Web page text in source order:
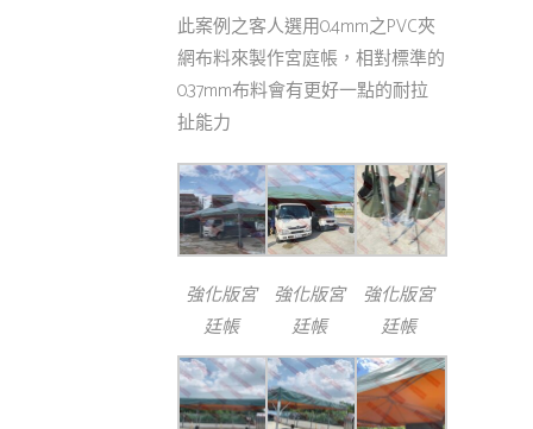
此案例之客人選用0.4mm之PVC夾
網布料來製作宮庭帳，相對標準的
0.37mm布料會有更好一點的耐拉
扯能力
強化版宮
廷帳
強化版宮
廷帳
強化版宮
廷帳